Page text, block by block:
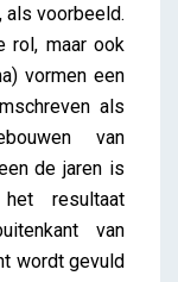
als voorbeeld.
rol, maar ook
vormen een
als
van
de jaren is
resultaat
van
wordt gevuld